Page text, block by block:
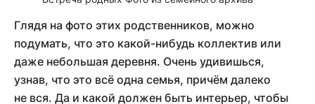
Глядя на фото этих родственников, можно
подумать, что это какой-нибудь коллектив или
даже небольшая деревня. Очень удивишься,
узнав, что это всё одна семья, причём далеко
не вся. Да и какой должен быть интерьер, чтобы